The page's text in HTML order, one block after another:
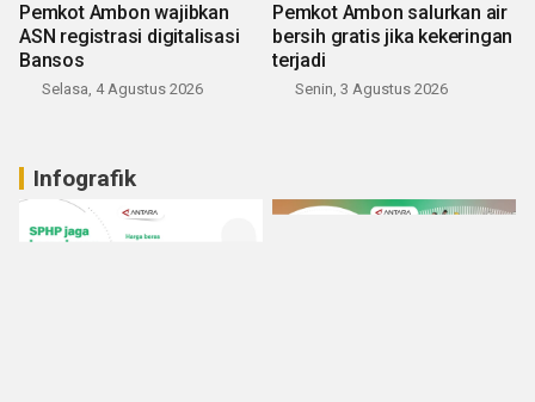
Pemkot Ambon wajibkan
ASN registrasi digitalisasi
Bansos
Selasa, 4 Agustus 2026
Pemkot Ambon salurkan air
bersih gratis jika kekeringan
terjadi
Senin, 3 Agustus 2026
Infografik